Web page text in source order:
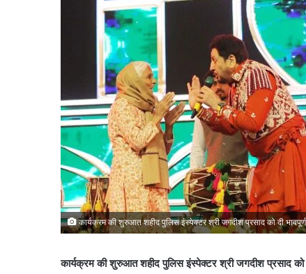
कार्यक्रम की शुरुआत शहीद पुलिस इंस्पेक्टर श्री जगदीश प्रसाद को दी
कार्यक्रम की शुरुआत शहीद पुलिस इंस्पेक्टर श्री जगदीश प्रसाद को